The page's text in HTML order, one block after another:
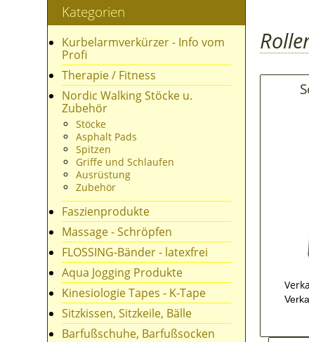
Kategorien
Kurbelarmverkürzer - Info vom
Profi
Therapie / Fitness
Nordic Walking Stöcke u.
Zubehör
Stöcke
Asphalt Pads
Spitzen
Griffe und Schlaufen
Ausrüstung
Zubehör
Faszienprodukte
Massage - Schröpfen
FLOSSING-Bänder - latexfrei
Aqua Jogging Produkte
Kinesiologie Tapes - K-Tape
Sitzkissen, Sitzkeile, Bälle
Barfußschuhe, Barfußsocken